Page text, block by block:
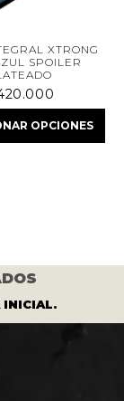
XTRONG
SPOILER
OPCIONES
INICIAL.